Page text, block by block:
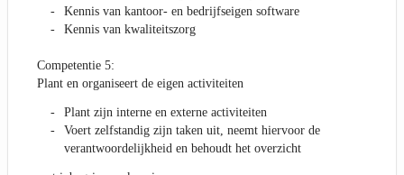
Kennis van kantoor- en bedrijfseigen software
Kennis van kwaliteitszorg
Competentie 5:
Plant en organiseert de eigen activiteiten
Plant zijn interne en externe activiteiten
Voert zelfstandig zijn taken uit, neemt hiervoor de
verantwoordelijkheid en behoudt het overzicht